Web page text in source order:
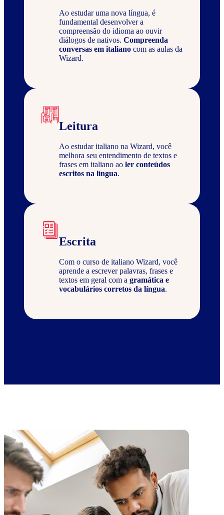
Ao estudar uma nova língua, é
fundamental desenvolver a
compreensão do idioma ao ouvir
diálogos de nativos. Compreenda
conversas em italiano com as aulas da
Wizard.
Leitura
Ao estudar italiano na Wizard, você
melhora seu entendimento de textos e
frases em italiano ao ler conteúdos
escritos na língua.
Escrita
Com o curso de italiano Wizard, você
aprende a escrever palavras, frases e
textos em geral com a gramática e
vocabulários corretos da língua.